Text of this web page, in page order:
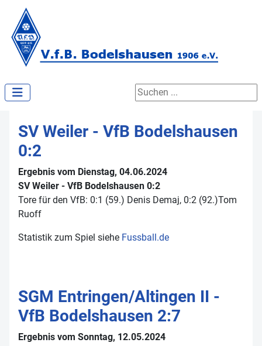
Suchen ...
SV Weiler - VfB Bodelshausen
0:2
Ergebnis vom Dienstag, 04.06.2024
SV Weiler - VfB Bodelshausen 0:2
Tore für den VfB: 0:1 (59.) Denis Demaj, 0:2 (92.)Tom
Ruoff
Statistik zum Spiel siehe Fussball.de
SGM Entringen/Altingen II -
VfB Bodelshausen 2:7
Ergebnis vom Sonntag, 12.05.2024